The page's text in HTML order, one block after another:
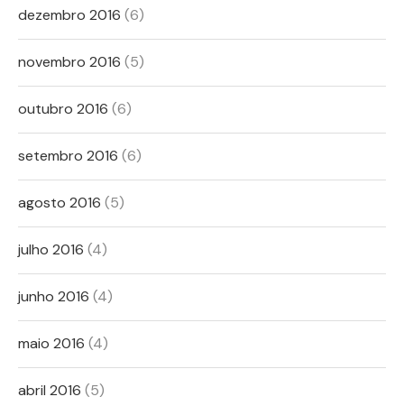
dezembro 2016 (6)
novembro 2016 (5)
outubro 2016 (6)
setembro 2016 (6)
agosto 2016 (5)
julho 2016 (4)
junho 2016 (4)
maio 2016 (4)
abril 2016 (5)